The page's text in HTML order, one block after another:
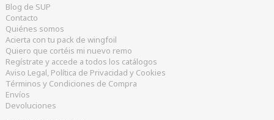
Blog de SUP
Contacto
Quiénes somos
Acierta con tu pack de wingfoil
Quiero que cortéis mi nuevo remo
Regístrate y accede a todos los catálogos
Aviso Legal, Política de Privacidad y Cookies
Términos y Condiciones de Compra
Envíos
Devoluciones